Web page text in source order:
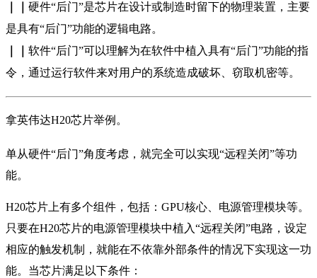
硬件“后门”是芯片在设计或制造时留下的物理装置，主要
是具有“后门”功能的逻辑电路。
软件“后门”可以理解为在软件中植入具有“后门”功能的指
令，通过运行软件来对用户的系统造成破坏、窃取机密等。
拿英伟达H20芯片举例。
单从硬件“后门”角度考虑，就完全可以实现“远程关闭”等功
能。
H20芯片上有多个组件，包括：GPU核心、电源管理模块等。
只要在H20芯片的电源管理模块中植入“远程关闭”电路，设定
相应的触发机制，就能在不依靠外部条件的情况下实现这一功
能。当芯片满足以下条件：